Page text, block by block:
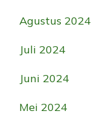
Agustus 2024
Juli 2024
Juni 2024
Mei 2024